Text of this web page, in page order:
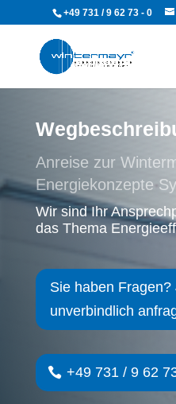
+49 731 / 9 62 73 - 0
Anreise zur
Energiekonzepte
Wir sind Ihr
das Thema
Sie haben Fragen?
unverbindlich
+49 731 / 9 62